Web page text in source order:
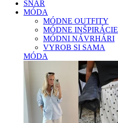
SNÁR
MÓDA
MÓDNE OUTFITY
MÓDNE INŠPIRÁCIE
MÓDNI NÁVRHÁRI
VYROB SI SAMA
MÓDA